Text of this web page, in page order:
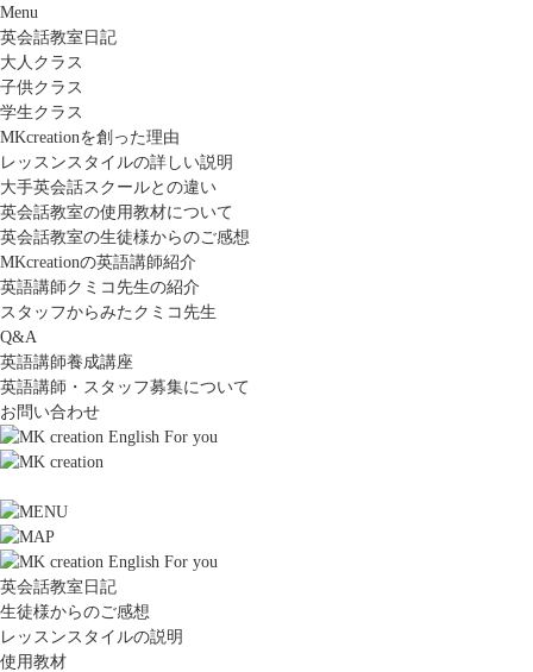
Menu
英会話教室日記
大人クラス
子供クラス
学生クラス
MKcreationを創った理由
レッスンスタイルの詳しい説明
大手英会話スクールとの違い
英会話教室の使用教材について
英会話教室の生徒様からのご感想
MKcreationの英語講師紹介
英語講師クミコ先生の紹介
スタッフからみたクミコ先生
Q&A
英語講師養成講座
英語講師・スタッフ募集について
お問い合わせ
英会話教室日記
生徒様からのご感想
レッスンスタイルの説明
使用教材